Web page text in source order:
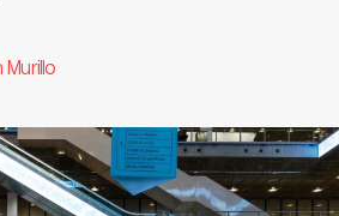
Murillo